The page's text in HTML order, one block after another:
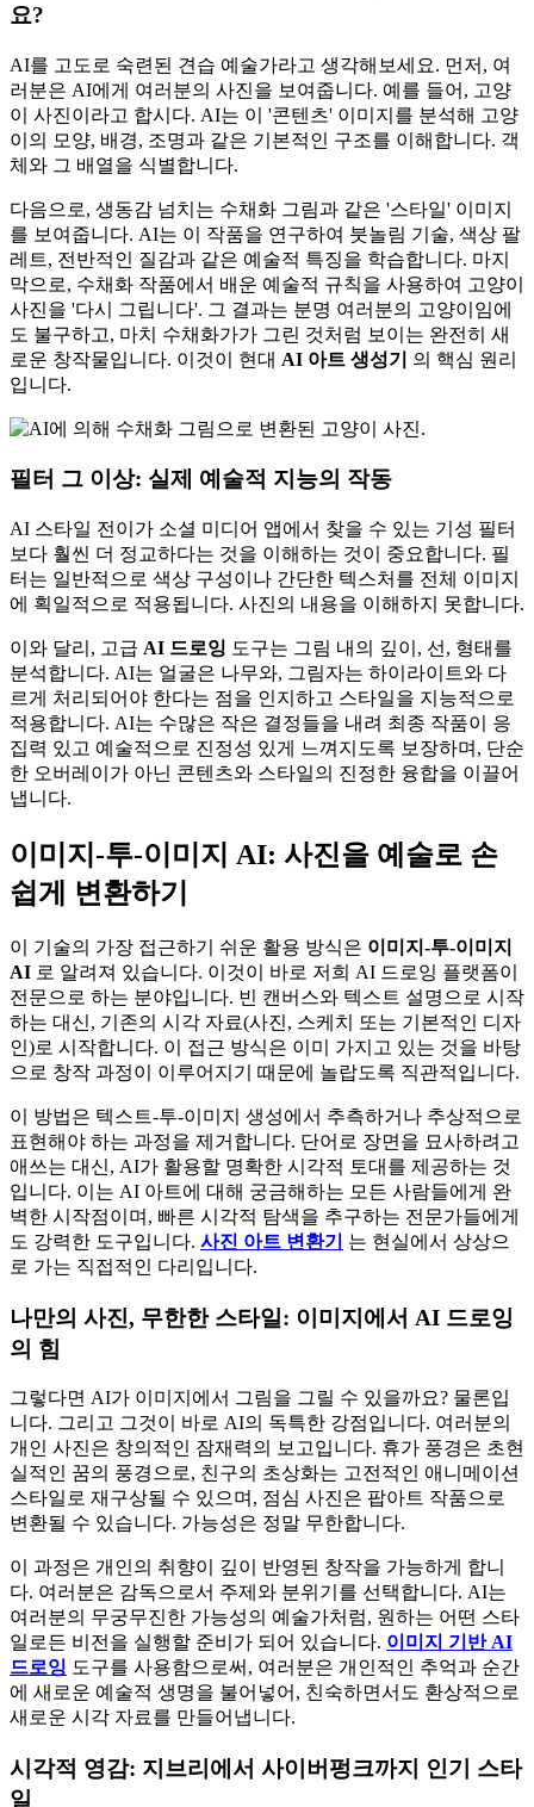
요?
AI를 고도로 숙련된 견습 예술가라고 생각해보세요. 먼저, 여
러분은 AI에게 여러분의 사진을 보여줍니다. 예를 들어, 고양
이 사진이라고 합시다. AI는 이 '콘텐츠' 이미지를 분석해 고양
이의 모양, 배경, 조명과 같은 기본적인 구조를 이해합니다. 객
체와 그 배열을 식별합니다.
다음으로, 생동감 넘치는 수채화 그림과 같은 '스타일' 이미지
를 보여줍니다. AI는 이 작품을 연구하여 붓놀림 기술, 색상 팔
레트, 전반적인 질감과 같은 예술적 특징을 학습합니다. 마지
막으로, 수채화 작품에서 배운 예술적 규칙을 사용하여 고양이
사진을 '다시 그립니다'. 그 결과는 분명 여러분의 고양이임에
도 불구하고, 마치 수채화가가 그린 것처럼 보이는 완전히 새
로운 창작물입니다. 이것이 현대 AI 아트 생성기
의 핵심 원리
입니다.
필터 그 이상: 실제 예술적 지능의 작동
AI 스타일 전이가 소셜 미디어 앱에서 찾을 수 있는 기성 필터
보다 훨씬 더 정교하다는 것을 이해하는 것이 중요합니다. 필
터는 일반적으로 색상 구성이나 간단한 텍스처를 전체 이미지
에 획일적으로 적용됩니다. 사진의 내용을 이해하지 못합니다.
이와 달리, 고급 AI 드로잉 도구는 그림 내의 깊이, 선, 형태를
분석합니다. AI는 얼굴은 나무와, 그림자는 하이라이트와 다
르게 처리되어야 한다는 점을 인지하고 스타일을 지능적으로
적용합니다. AI는 수많은 작은 결정들을 내려 최종 작품이 응
집력 있고 예술적으로 진정성 있게 느껴지도록 보장하며, 단순
한 오버레이가 아닌 콘텐츠와 스타일의 진정한 융합을 이끌어
냅니다.
이미지-투-이미지 AI: 사진을 예술로 손
쉽게 변환하기
이 기술의 가장 접근하기 쉬운 활용 방식은 이미지-투-이미지
AI 로 알려져 있습니다. 이것이 바로 저희 AI 드로잉 플랫폼이
전문으로 하는 분야입니다. 빈 캔버스와 텍스트 설명으로 시작
하는 대신, 기존의 시각 자료(사진, 스케치 또는 기본적인 디자
인)로 시작합니다. 이 접근 방식은 이미 가지고 있는 것을 바탕
으로 창작 과정이 이루어지기 때문에 놀랍도록 직관적입니다.
이 방법은 텍스트-투-이미지 생성에서 추측하거나 추상적으로
표현해야 하는 과정을 제거합니다. 단어로 장면을 묘사하려고
애쓰는 대신, AI가 활용할 명확한 시각적 토대를 제공하는 것
입니다. 이는 AI 아트에 대해 궁금해하는 모든 사람들에게 완
벽한 시작점이며, 빠른 시각적 탐색을 추구하는 전문가들에게
도 강력한 도구입니다. 사진 아트 변환기
는 현실에서 상상으
로 가는 직접적인 다리입니다.
나만의 사진, 무한한 스타일: 이미지에서 AI 드로잉
의 힘
그렇다면 AI가 이미지에서 그림을 그릴 수 있을까요? 물론입
니다. 그리고 그것이 바로 AI의 독특한 강점입니다. 여러분의
개인 사진은 창의적인 잠재력의 보고입니다. 휴가 풍경은 초현
실적인 꿈의 풍경으로, 친구의 초상화는 고전적인 애니메이션
스타일로 재구상될 수 있으며, 점심 사진은 팝아트 작품으로
변환될 수 있습니다. 가능성은 정말 무한합니다.
이 과정은 개인의 취향이 깊이 반영된 창작을 가능하게 합니
다. 여러분은 감독으로서 주제와 분위기를 선택합니다. AI는
여러분의 무궁무진한 가능성의 예술가처럼, 원하는 어떤 스타
일로든 비전을 실행할 준비가 되어 있습니다. 이미지 기반 AI
드로잉 도구를 사용함으로써, 여러분은 개인적인 추억과 순간
에 새로운 예술적 생명을 불어넣어, 친숙하면서도 환상적으로
새로운 시각 자료를 만들어냅니다.
시각적 영감: 지브리에서 사이버펑크까지 인기 스타
일